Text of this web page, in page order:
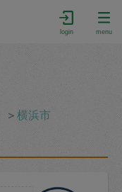
login menu
＞横浜市